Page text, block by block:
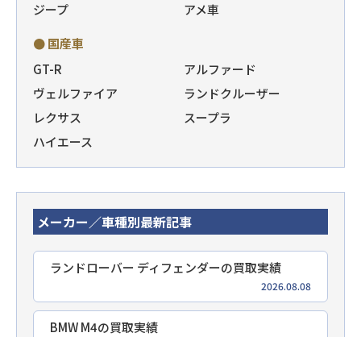
ジープ
アメ車
● 国産車
GT-R
アルファード
ヴェルファイア
ランドクルーザー
レクサス
スープラ
ハイエース
メーカー／車種別最新記事
ランドローバー ディフェンダーの買取実績
2026.08.08
BMW M4の買取実績